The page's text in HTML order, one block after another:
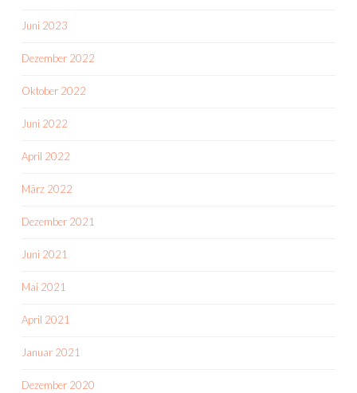
Juni 2023
Dezember 2022
Oktober 2022
Juni 2022
April 2022
März 2022
Dezember 2021
Juni 2021
Mai 2021
April 2021
Januar 2021
Dezember 2020